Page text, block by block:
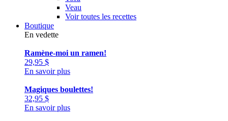
Veau
Voir toutes les recettes
Boutique
En vedette
Ramène-moi un ramen!
29,95 $
En savoir plus
Magiques boulettes!
32,95 $
En savoir plus